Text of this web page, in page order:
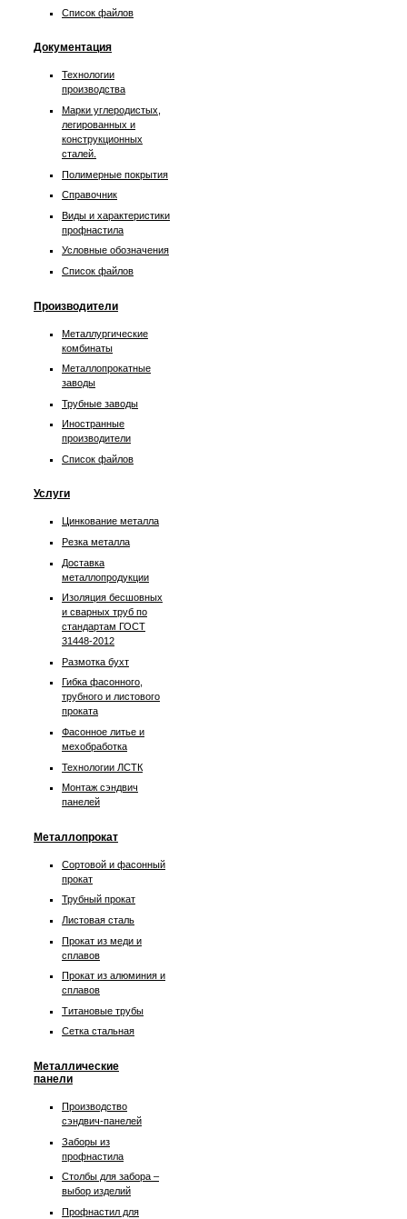
Список файлов
Документация
Технологии
производства
Марки углеродистых,
легированных и
конструкционных
сталей.
Полимерные покрытия
Справочник
Виды и характеристики
профнастила
Условные обозначения
Список файлов
Производители
Металлургические
комбинаты
Металлопрокатные
заводы
Трубные заводы
Иностранные
производители
Список файлов
Услуги
Цинкование металла
Резка металла
Доставка
металлопродукции
Изоляция бесшовных
и сварных труб по
стандартам ГОСТ
31448-2012
Размотка бухт
Гибка фасонного,
трубного и листового
проката
Фасонное литье и
мехобработка
Технологии ЛСТК
Монтаж сэндвич
панелей
Металлопрокат
Сортовой и фасонный
прокат
Трубный прокат
Листовая сталь
Прокат из меди и
сплавов
Прокат из алюминия и
сплавов
Титановые трубы
Сетка стальная
Металлические
панели
Производство
сэндвич-панелей
Заборы из
профнастила
Столбы для забора –
выбор изделий
Профнастил для